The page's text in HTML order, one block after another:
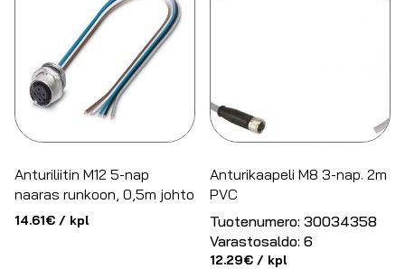
Anturiliitin M12 5-nap
naaras runkoon, 0,5m johto
14.61€ / kpl
Anturikaapeli M8 3-nap. 2m
PVC
Tuotenumero: 30034358
Varastosaldo: 6
12.29€ / kpl